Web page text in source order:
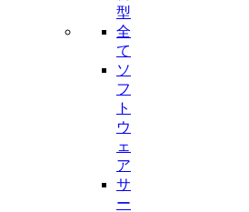
型
全
て
ソ
フ
ト
ウ
ェ
ア
サ
ー